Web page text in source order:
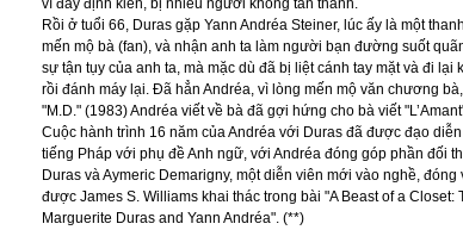
vì đầy định kiến, bị nhiều người không tán thành.
Rồi ở tuổi 66, Duras gặp Yann Andréa Steiner, lúc ấy là một
mến mộ bà (fan), và nhận anh ta làm người bạn đường suốt
sự tận tụy của anh ta, mà mặc dù đã bị liệt cánh tay mặt và đi
rồi đánh máy lại. Đã hẳn Andréa, vì lòng mến mộ văn chương
"M.D." (1983) Andréa viết về bà đã gợi hứng cho bà viết
Cuộc hành trình 16 năm của Andréa với Duras đã được đạo
tiếng Pháp với phụ đề Anh ngữ, với Andréa đóng góp phần đối
Duras và Aymeric Demarigny, một diễn viên mới vào nghề,
được James S. Williams khai thác trong bài "A Beast of a
Marguerite Duras and Yann Andréa". (**)